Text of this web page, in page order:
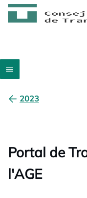
2023
Portal de
l'AGE